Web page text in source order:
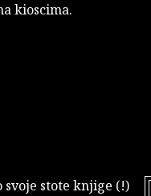
kioscima.
svoje stote knjige (!)